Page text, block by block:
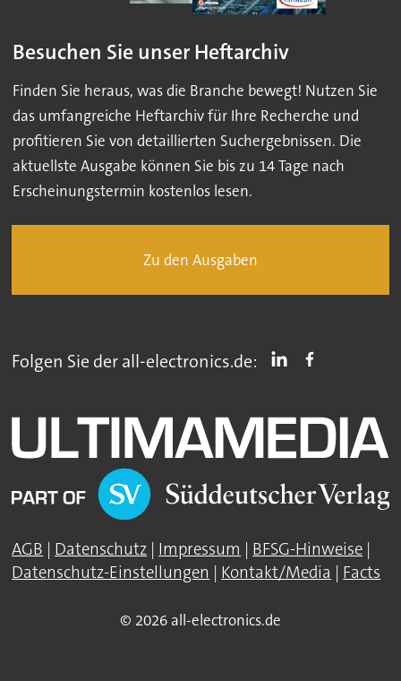
Besuchen Sie unser Heftarchiv
Finden Sie heraus, was die Branche bewegt! Nutzen Sie
das umfangreiche Heftarchiv für Ihre Recherche und
profitieren Sie von detaillierten Suchergebnissen. Die
aktuellste Ausgabe können Sie bis zu 14 Tage nach
Erscheinungstermin kostenlos lesen.
Zu den Ausgaben
Folgen Sie der all-electronics.de:
AGB | Datenschutz | Impressum | BFSG-Hinweise |
Datenschutz-Einstellungen | Kontakt/Media | Facts
© 2026 all-electronics.de